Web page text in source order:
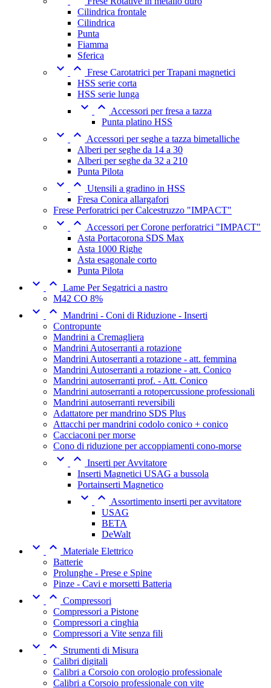
Cilindrica frontale
Cilindrica
Punta
Fiamma
Sferica
  Frese Carotatrici per Trapani magnetici
HSS serie corta
HSS serie lunga
  Accessori per fresa a tazza
Punta platino HSS
  Accessori per seghe a tazza bimetalliche
Alberi per seghe da 14 a 30
Alberi per seghe da 32 a 210
Punta Pilota
  Utensili a gradino in HSS
Fresa Conica allargafori
Frese Perforatrici per Calcestruzzo "IMPACT"
  Accessori per Corone perforatrici "IMPACT"
Asta Portacorona SDS Max
Asta 1000 Righe
Asta esagonale corto
Punta Pilota
  Lame Per Segatrici a nastro
M42 CO 8%
  Mandrini - Coni di Riduzione - Inserti
Contropunte
Mandrini a Cremagliera
Mandrini Autoserranti a rotazione
Mandrini Autoserranti a rotazione - att. femmina
Mandrini Autoserranti a rotazione - att. Conico
Mandrini autoserranti prof. - Att. Conico
Mandrini autoserranti a rotopercussione professionali
Mandrini autoserranti reversibili
Adattatore per mandrino SDS Plus
Attacchi per mandrini codolo conico + conico
Cacciaconi per morse
Cono di riduzione per accoppiamenti cono-morse
  Inserti per Avvitatore
Inserti Magnetici USAG a bussola
Portainserti Magnetico
  Assortimento inserti per avvitatore
USAG
BETA
DeWalt
  Materiale Elettrico
Batterie
Prolunghe - Prese e Spine
Pinze - Cavi e morsetti Batteria
  Compressori
Compressori a Pistone
Compressori a cinghia
Compressori a Vite senza fili
 
Strumenti di Misura
Calibri digitali
Calibri a Corsoio con orologio professionale
Calibri a Corsoio professionale con vite